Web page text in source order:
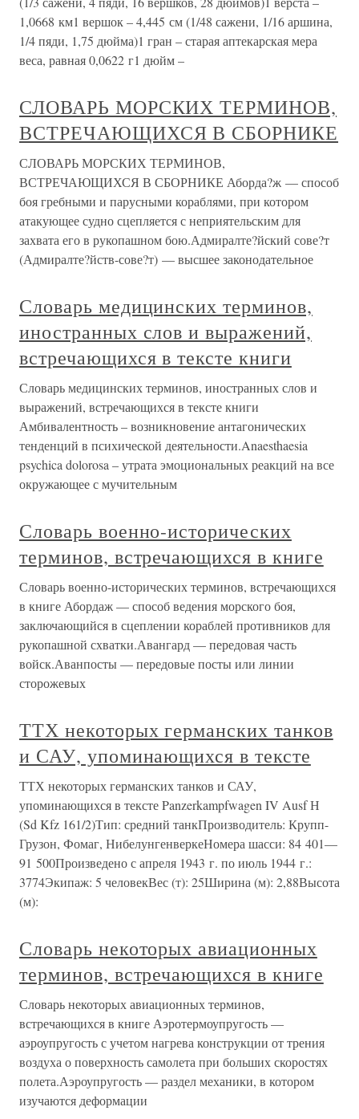
1,0668 км1 вершок – 4,445 см (1/48 сажени, 1/16 аршина,
1/4 пяди, 1,75 дюйма)1 гран – старая аптекарская мера
веса, равная 0,0622 г1 дюйм –
СЛОВАРЬ МОРСКИХ ТЕРМИНОВ,
ВСТРЕЧАЮЩИХСЯ В СБОРНИКЕ
СЛОВАРЬ МОРСКИХ ТЕРМИНОВ,
ВСТРЕЧАЮЩИХСЯ В СБОРНИКЕ Аборда?ж — способ
боя гребными и парусными кораблями, при котором
атакующее судно сцепляется с неприятельским для
захвата его в рукопашном бою.Адмиралте?йский сове?т
(Адмиралте?йств-сове?т) — высшее законодательное
Словарь медицинских терминов,
иностранных слов и выражений,
встречающихся в тексте книги
Словарь медицинских терминов, иностранных слов и
выражений, встречающихся в тексте книги
Амбивалентность – возникновение антагонических
тенденций в психической деятельности.Anaesthaesia
psychica dolorosa – утрата эмоциональных реакций на все
окружающее с мучительным
Словарь военно-исторических
терминов, встречающихся в книге
Словарь военно-исторических терминов, встречающихся
в книге Абордаж — способ ведения морского боя,
заключающийся в сцеплении кораблей противников для
рукопашной схватки.Авангард — передовая часть
войск.Аванпосты — передовые посты или линии
сторожевых
ТТХ некоторых германских танков
и САУ, упоминающихся в тексте
ТТХ некоторых германских танков и САУ,
упоминающихся в тексте Panzerkampfwagen IV Ausf Н
(Sd Kfz 161/2)Тип: средний танкПроизводитель: Крупп-
Грузон, Фомаг, НибелунгенверкеНомера шасси: 84 401—
91 500Произведено с апреля 1943 г. по июль 1944 г.:
3774Экипаж: 5 человекВес (т): 25Ширина (м): 2,88Высота
(м):
Словарь некоторых авиационных
терминов, встречающихся в книге
Словарь некоторых авиационных терминов,
встречающихся в книге Аэротермоупругость —
аэроупругость с учетом нагрева конструкции от трения
воздуха о поверхность самолета при больших скоростях
полета.Аэроупругость — раздел механики, в котором
изучаются деформации